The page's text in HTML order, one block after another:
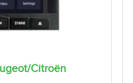
Citroën